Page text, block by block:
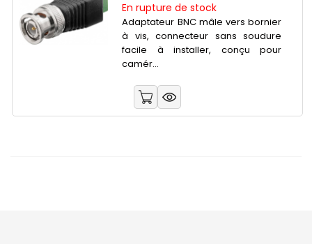
En rupture de stock
Adaptateur BNC mâle vers bornier
à vis, connecteur sans soudure
facile à installer, conçu pour
camér...